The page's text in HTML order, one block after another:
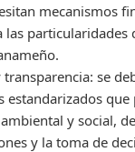
mecanismos
las particularidades
se
estandarizados
y social,
y la toma de